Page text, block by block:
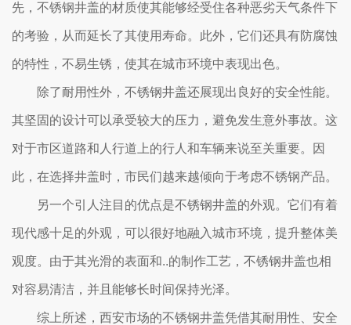
先，不锈钢井盖的材质使其能够经受住各种恶劣天气条件下
的考验，从而延长了其使用寿命。此外，它们还具有防腐蚀
的特性，不易生锈，使其在城市环境中表现出色。
除了耐用性外，不锈钢井盖还展现出良好的安全性能。
其坚固的设计可以承受较大的压力，避免发生意外事故。这
对于市区道路和人行道上的行人和车辆来说至关重要。因
此，在选择井盖时，市民们越来越倾向于考虑不锈钢产品。
另一个引人注目的优点是不锈钢井盖的外观。它们有着
现代感十足的外观，可以很好地融入城市环境，提升整体美
观度。由于其光滑的表面和..的制作工艺，不锈钢井盖也相
对容易清洁，并且能够长时间保持光泽。
综上所述，西安市场的不锈钢井盖凭借其耐用性、安全